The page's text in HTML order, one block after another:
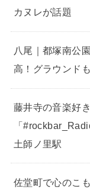
カヌレが話題
八尾｜都塚南公
高！グラウンド
藤井寺の音楽好
「
土師ノ里駅
佐堂町で心のこ